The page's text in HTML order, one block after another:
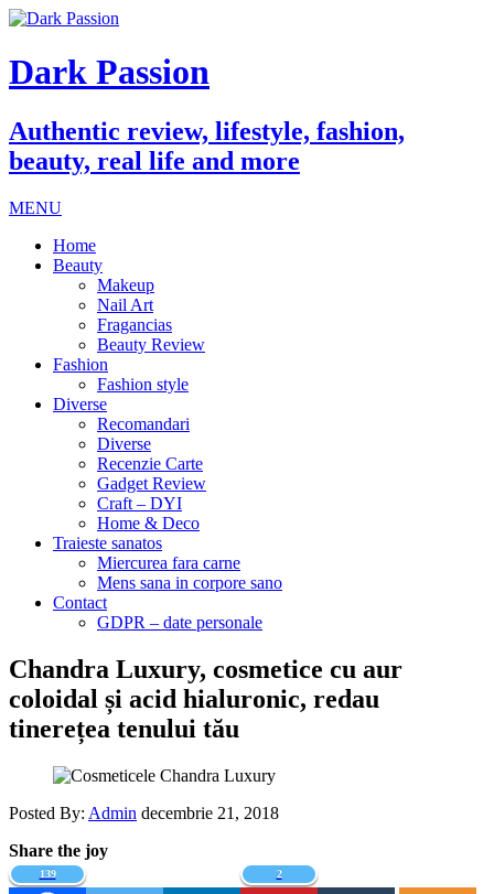
Dark Passion
Authentic review, lifestyle, fashion,
beauty, real life and more
MENU
Home
Beauty
Makeup
Nail Art
Fragancias
Beauty Review
Fashion
Fashion style
Diverse
Recomandari
Diverse
Recenzie Carte
Gadget Review
Craft – DYI
Home & Deco
Traieste sanatos
Miercurea fara carne
Mens sana in corpore sano
Contact
GDPR – date personale
Chandra Luxury, cosmetice cu aur
coloidal și acid hialuronic, redau
tinerețea tenului tău
Posted By: Admin decembrie 21, 2018
Share the joy
139 2